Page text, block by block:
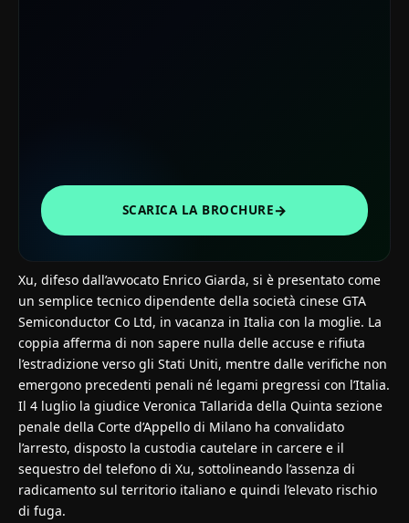
SCARICA LA BROCHURE→
Xu, difeso dall’avvocato Enrico Giarda, si è presentato come
un semplice tecnico dipendente della società cinese GTA
Semiconductor Co Ltd, in vacanza in Italia con la moglie. La
coppia afferma di non sapere nulla delle accuse e rifiuta
l’estradizione verso gli Stati Uniti, mentre dalle verifiche non
emergono precedenti penali né legami pregressi con l’Italia.
Il 4 luglio la giudice Veronica Tallarida della Quinta sezione
penale della Corte d’Appello di Milano ha convalidato
l’arresto, disposto la custodia cautelare in carcere e il
sequestro del telefono di Xu, sottolineando l’assenza di
radicamento sul territorio italiano e quindi l’elevato rischio
di fuga.